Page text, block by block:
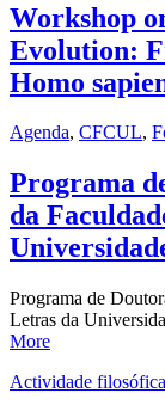
Workshop
Evolution:
Homo
Agenda, CFCUL,
Programa
da
Programa de
Letras da
More
Actividade filosófica